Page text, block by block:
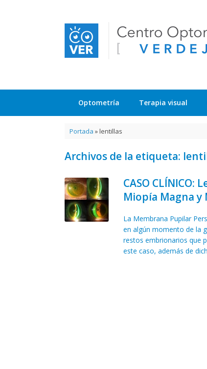
Optometría Terapia visual
Portada »lentillas
Archivos de la etiqueta:
CASO CLÍNICO:
Miopía Magna
La Membrana Pupilar
en algún momento de la
restos embrionarios que
este caso, además de